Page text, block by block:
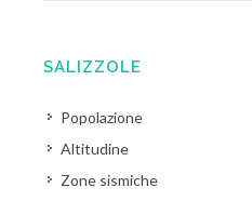
SALIZZOLE
Popolazione
Altitudine
Zone sismiche